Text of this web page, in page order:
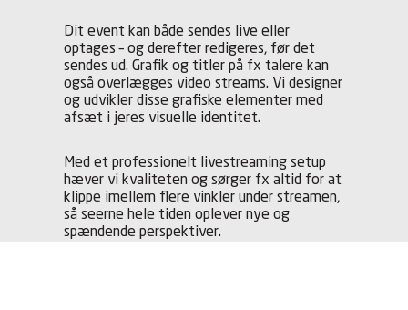
Dit event kan både sendes live eller
optages – og derefter redigeres, før det
sendes ud. Grafik og titler på fx talere kan
også overlægges video streams. Vi designer
og udvikler disse grafiske elementer med
afsæt i jeres visuelle identitet.
Med et professionelt livestreaming setup
hæver vi kvaliteten og sørger fx altid for at
klippe imellem flere vinkler under streamen,
så seerne hele tiden oplever nye og
spændende perspektiver.